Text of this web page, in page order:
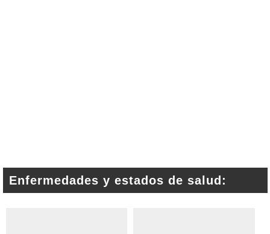
Enfermedades y estados de salud: